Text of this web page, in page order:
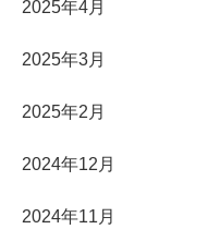
2025年4月
2025年3月
2025年2月
2024年12月
2024年11月